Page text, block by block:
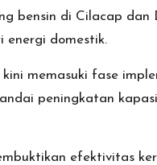
bensin di Cilacap dan
energi domestik.
memasuki fase
peningkatan
efektivitas